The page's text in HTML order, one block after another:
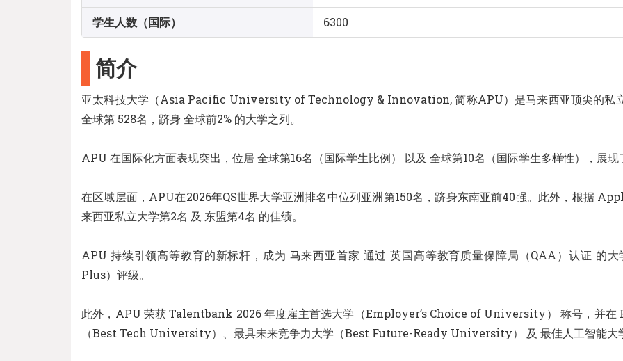
学生人数（国际） 6300
简介
亚太科技大学（Asia Pacific University of Technology & Innovation, 简称APU）是马来西亚顶尖的私立
全球第 528名，跻身 全球前2% 的大学之列。
APU 在国际化方面表现突出，位居 全球第16名（国际学生比例） 以及 全球第10名（国际学生多样性），展
在区域层面，APU在2026年QS世界大学亚洲排名中位列亚洲第150名，跻身东南亚前40强。此外，根据
来西亚私立大学第2名 及 东盟第4名 的佳绩。
APU 持续引领高等教育的新标杆，成为 马来西亚首家 通过 英国高等教育质量保障局（QAA）认证 的
Plus）评级。
此外，APU 荣获 Talentbank 2026 年度雇主首选大学（Employer’s Choice of University） 称号，并在
（Best Tech University）、最具未来竞争力大学（Best Future-Ready University） 及 最佳人工智能